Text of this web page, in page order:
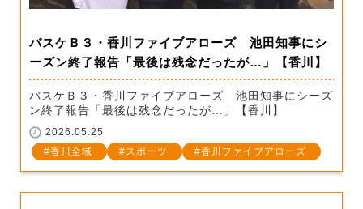
バスケＢ３・香川ファイブアローズ 池田知事にシ
ーズン終了報告「最後は残念だったが…」【香川】
バスケＢ３・香川ファイブアローズ 池田知事にシーズ
ン終了報告「最後は残念だったが…」【香川】
2026.05.25
香川全域
スポーツ 香川ファイブアローズ